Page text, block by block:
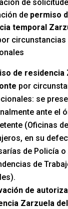
de
depermiso
temporal
circunstancias
de residencia
por
se
ante el
(Oficinas de
en su
de Policía o
de
de
Zarzuela